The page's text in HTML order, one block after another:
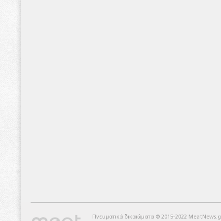
Πνευματικά δικαιώματα © 2015-2022